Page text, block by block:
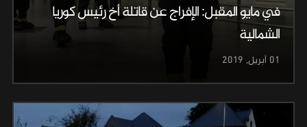
في مايو المقبل: الإفراج عن قاتلة أخ رئيس كوريا
الشمالية
01 أبريل, 2019